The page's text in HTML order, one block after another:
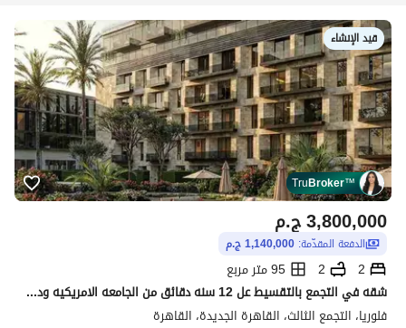
قيد الإنشاء
TruBroker™
ج.م3,800,000
الدفعة المقدّمة: 1,140,000 ج.م
2
2
95 متر مربع
شقه في التجمع بالتقسيط عل 12 سنه دقائق من الجامعه الامريكيه ودقائق من هايد بارك
فلوريا، التجمع الثالث، القاهرة الجديدة، القاهرة